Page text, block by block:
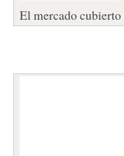
El mercado